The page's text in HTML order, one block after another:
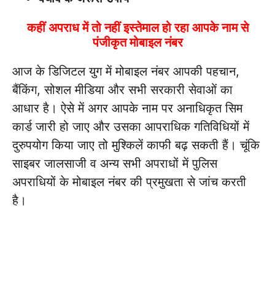
कहीं अपराध में तो नहीं इस्तेमाल हो रहा आपके नाम से
पंजीकृत मोबाइल नंबर
आज के डिजिटल युग में मोबाइल नंबर आपकी पहचान,
बैंकिंग, सोशल मीडिया और सभी सरकारी सेवाओं का
आधार है। ऐसे में अगर आपके नाम पर अनाधिकृत सिम
कार्ड जारी हो जाए और उसका आपराधिक गतिविधियों में
दुरुपयोग किया जाए तो मुश्किलें काफी बढ़ सकती हैं। चूंकि
साइबर जालसाजी व अन्य सभी अपराधों में पुलिस
अपराधियों के मोबाइल नंबर की प्रमुखता से जांच करती
है।